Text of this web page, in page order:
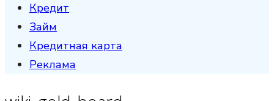
Кредит
Займ
Кредитная карта
Реклама